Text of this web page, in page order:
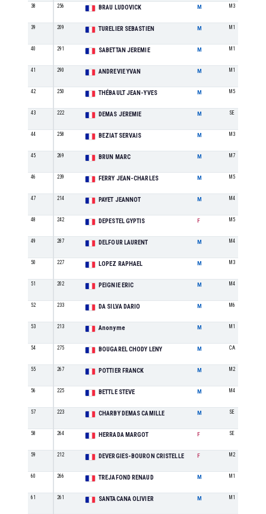
38 256 BRAU LUDOVICK M M3
39 209 TURELIER SEBASTIEN M M1
40 291 SABETTAN JEREMIE M M1
41 290 ANDREVIE YVAN M M1
42 250 THÉBAULT JEAN-YVES M M5
43 222 DEMAS JEREMIE M SE
44 258 BEZIAT SERVAIS M M3
45 269 BRUN MARC M M7
46 239 FERRY JEAN-CHARLES M M5
47 214 PAYET JEANNOT M M4
48 242 DEPESTEL GYPTIS F M5
49 287 DELFOUR LAURENT M M4
50 227 LOPEZ RAPHAEL M M3
51 202 PEIGNIE ERIC M M4
52 233 DA SILVA DARIO M M6
53 213 Anonyme M M1
54 275 BOUGAREL CHODY LENY M CA
55 267 POTTIER FRANCK M M2
56 225 BETTLE STEVE M M4
57 223 CHARBY DEMAS CAMILLE M SE
58 264 HERRADA MARGOT F SE
59 212 DEVERGIES-BOURON CRISTELLE F M2
60 266 TREJAFOND RENAUD M M1
61 261 SANTACANA OLIVIER M M1